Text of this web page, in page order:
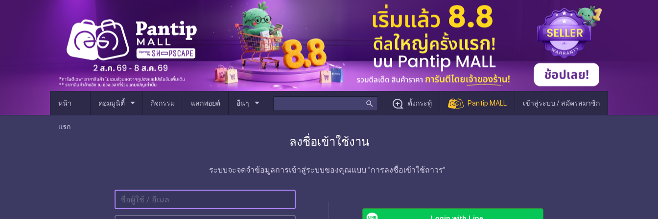
หน้า
แรก
คอมมูนิตี้ arrow_drop_down กิจกรรม แลกพอยต์ อื่นๆ arrow_drop_down search ตั้งกระทู้ Pantip MALL เข้าสู่ระบบ / สมัครสมาชิก
ลงชื่อเข้าใช้งาน
ระบบจะจดจำข้อมูลการเข้าสู่ระบบของคุณแบบ "การลงชื่อเข้าใช้ถาวร"